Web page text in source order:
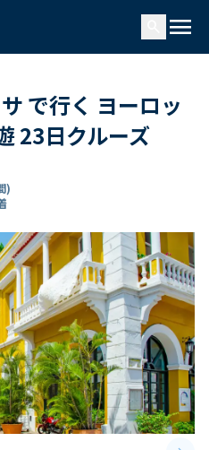
menu
で行く ヨーロッ
23日クルーズ
)